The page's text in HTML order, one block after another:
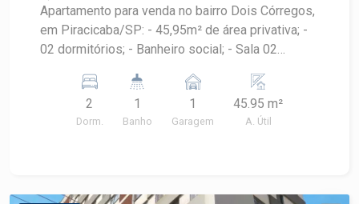
Apartamento para venda no bairro Dois Córregos,
em Piracicaba/SP: - 45,95m² de área privativa; -
02 dormitórios; - Banheiro social; - Sala 02
garagem.
2
Dorm.
1
Banho
1
Garagem
45.95 m²
A. Útil